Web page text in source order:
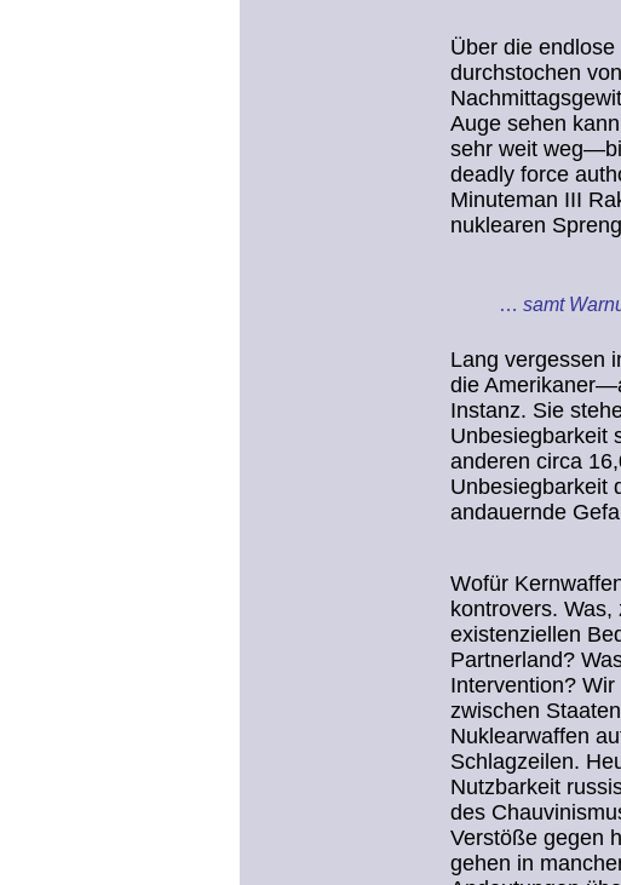
Über die
durchstochen
Auge sehen
sehr weit
deadly force
Minuteman III
nuklearen
… samt
Lang vergessen
die
Instanz. Sie
Unbesiegbarkeit
anderen circa
Unbesiegbarkeit
andauernde
Wofür
kontrovers.
existenziellen
Partnerland?
Intervention?
zwischen
Nuklearwaffen
Schlagzeilen.
Nutzbarkeit
des
Verstöße gegen
gehen in